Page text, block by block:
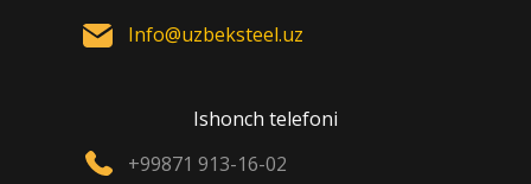
Info@uzbeksteel.uz
Ishonch telefoni
+99871 913-16-02